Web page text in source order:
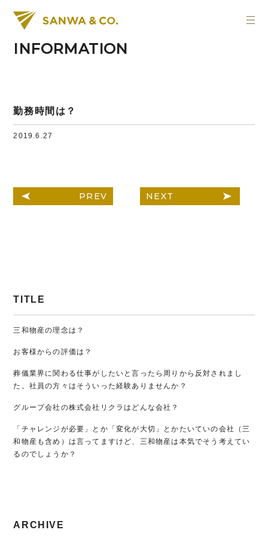
INFORMATION
勤務時間は？
2019.6.27
PREV NEXT
TITLE
三和物産の理念は？
お客様からの評価は？
葬儀業界に関わる仕事がしたいと言ったら周りから反対されまし
た。社員の方々はそういった経験ありませんか？
グループ会社の株式会社リクラはどんな会社？
「チャレンジが必要」とか「変化が大切」とかたいていの会社（三
和物産も含め）は言ってますけど、三和物産は本気でそう考えてい
るのでしょうか？
ARCHIVE